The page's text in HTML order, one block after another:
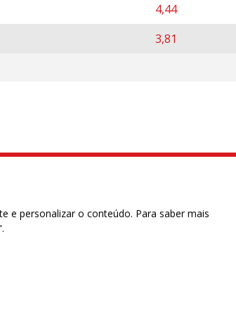
4,44
3,81
na Base
e personalizar o conteúdo. Para saber mais